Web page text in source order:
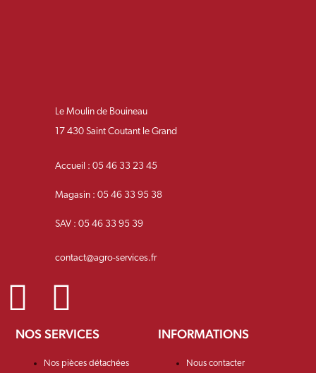
Le Moulin de Bouineau
17 430 Saint Coutant le Grand
Accueil : 05 46 33 23 45
Magasin : 05 46 33 95 38
SAV : 05 46 33 95 39
contact@agro-services.fr
NOS SERVICES
Nos pièces détachées
INFORMATIONS
Nous contacter